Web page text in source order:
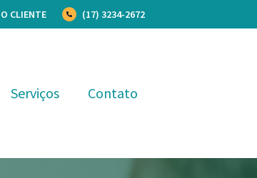
CLIENTE (17) 3234-2672
Serviços Contato